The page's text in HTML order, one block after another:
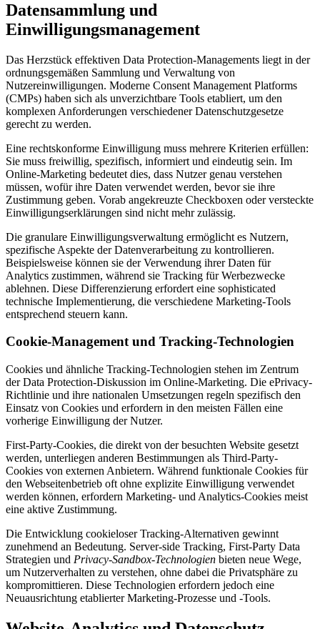
Datensammlung und
Einwilligungsmanagement
Das Herzstück effektiven Data Protection-Managements liegt in der
ordnungsgemäßen Sammlung und Verwaltung von
Nutzereinwilligungen. Moderne Consent Management Platforms
(CMPs) haben sich als unverzichtbare Tools etabliert, um den
komplexen Anforderungen verschiedener Datenschutzgesetze
gerecht zu werden.
Eine rechtskonforme Einwilligung muss mehrere Kriterien erfüllen:
Sie muss freiwillig, spezifisch, informiert und eindeutig sein. Im
Online-Marketing bedeutet dies, dass Nutzer genau verstehen
müssen, wofür ihre Daten verwendet werden, bevor sie ihre
Zustimmung geben. Vorab angekreuzte Checkboxen oder versteckte
Einwilligungserklärungen sind nicht mehr zulässig.
Die granulare Einwilligungsverwaltung ermöglicht es Nutzern,
spezifische Aspekte der Datenverarbeitung zu kontrollieren.
Beispielsweise können sie der Verwendung ihrer Daten für
Analytics zustimmen, während sie Tracking für Werbezwecke
ablehnen. Diese Differenzierung erfordert eine sophisticated
technische Implementierung, die verschiedene Marketing-Tools
entsprechend steuern kann.
Cookie-Management und Tracking-Technologien
Cookies und ähnliche Tracking-Technologien stehen im Zentrum
der Data Protection-Diskussion im Online-Marketing. Die ePrivacy-
Richtlinie und ihre nationalen Umsetzungen regeln spezifisch den
Einsatz von Cookies und erfordern in den meisten Fällen eine
vorherige Einwilligung der Nutzer.
First-Party-Cookies, die direkt von der besuchten Website gesetzt
werden, unterliegen anderen Bestimmungen als Third-Party-
Cookies von externen Anbietern. Während funktionale Cookies für
den Webseitenbetrieb oft ohne explizite Einwilligung verwendet
werden können, erfordern Marketing- und Analytics-Cookies meist
eine aktive Zustimmung.
Die Entwicklung cookieloser Tracking-Alternativen gewinnt
zunehmend an Bedeutung. Server-side Tracking, First-Party Data
Strategien und Privacy-Sandbox-Technologien bieten neue Wege,
um Nutzerverhalten zu verstehen, ohne dabei die Privatsphäre zu
kompromittieren. Diese Technologien erfordern jedoch eine
Neuausrichtung etablierter Marketing-Prozesse und -Tools.